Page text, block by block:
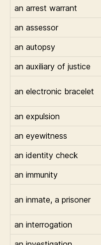
an arrest warrant
an assessor
an autopsy
an auxiliary of justice
an electronic bracelet
an expulsion
an eyewitness
an identity check
an immunity
an inmate, a prisoner
an interrogation